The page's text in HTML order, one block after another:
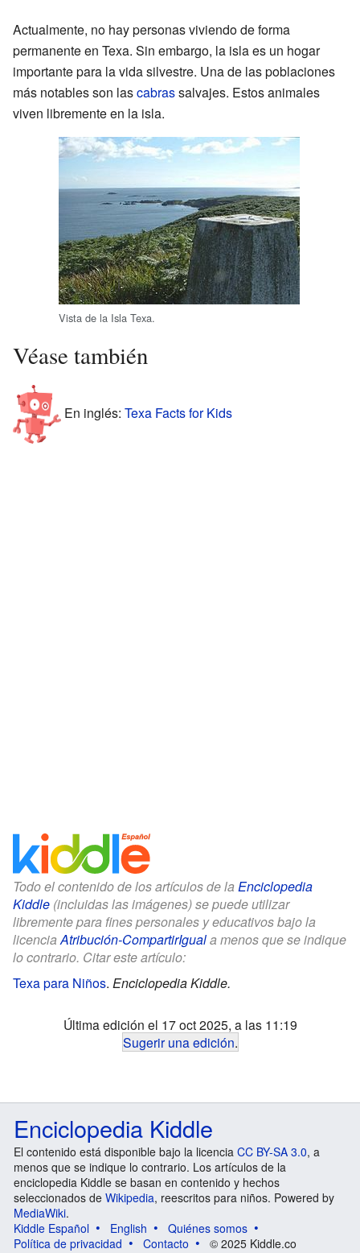
Actualmente, no hay personas viviendo de forma
permanente en Texa. Sin embargo, la isla es un hogar
importante para la vida silvestre. Una de las poblaciones
más notables son lascabrassalvajes. Estos animales
viven libremente en la isla.
Vista de la Isla Texa.
Véase también
En inglés: Texa Facts for Kids
Todo el contenido de los artículos de la Enciclopedia
Kiddle (incluidas las imágenes) se puede utilizar
libremente para fines personales y educativos bajo la
licenciaAtribución-CompartirIguala menos que se indique
lo contrario. Citar este artículo:
Texa para Niños. Enciclopedia Kiddle.
Última edición el 17 oct 2025, a las 11:19
Sugerir una edición.
Enciclopedia Kiddle
El contenido está disponible bajo la licencia CC BY-SA 3.0, a
menos que se indique lo contrario. Los artículos de la
enciclopedia Kiddle se basan en contenido y hechos
seleccionados de Wikipedia, reescritos para niños. Powered by
MediaWiki.
Kiddle Español
English
Quiénes somos
Política de privacidad
Contacto © 2025 Kiddle.co